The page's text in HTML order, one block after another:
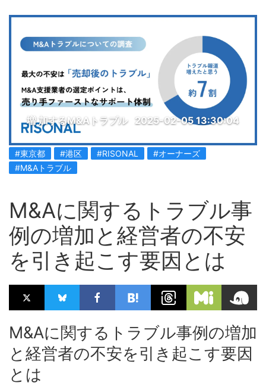
増 加するM&Aトラブル 2025-02-05 13:30:04
#東京都 #港区 #RISONAL
#オーナーズ
#M&Aトラブル
M&Aに関するトラブル事
例の増加と経営者の不安
を引き起こす要因とは
M&Aに関するトラブル事例の増加
と経営者の不安を引き起こす要因
とは